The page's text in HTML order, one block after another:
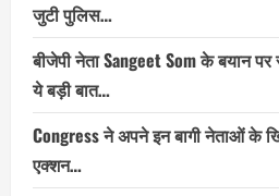
जुटी पुलिस…
बीजेपी नेता Sangeet Som के बयान पर
ये बड़ी बात…
Congress ने अपने इन बागी नेताओं के
एक्शन…